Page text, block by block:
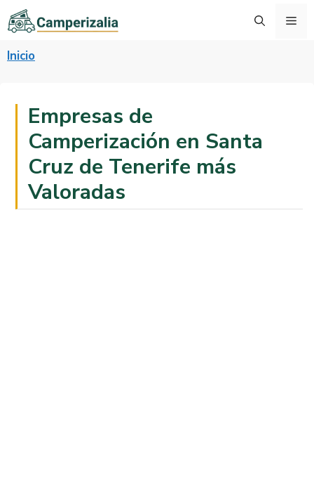
Saltar
al
Inicio
Empresas de
Camperización en Santa
Cruz de Tenerife más
Valoradas